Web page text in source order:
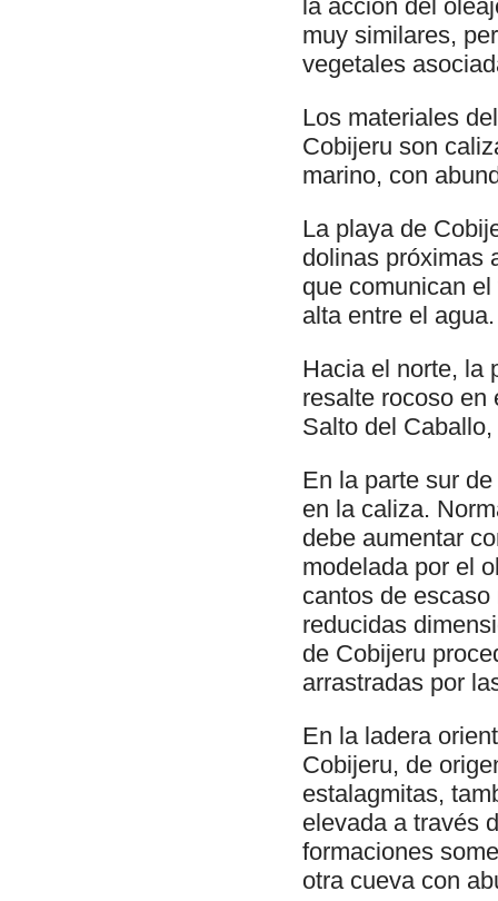
la acción del
muy similares,
vegetales
Los materiales
Cobijeru son
marino, con
La playa de
dolinas próximas
que comunican
alta entre el agua.
Hacia el norte, la
resalte rocoso en
Salto del
En la parte sur
en la caliza.
debe aumentar
modelada por el
cantos de
reducidas
de Cobijeru
arrastradas por
En la ladera
Cobijeru, de
estalagmitas,
elevada a través
formaciones
otra cueva con